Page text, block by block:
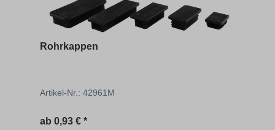
Rohrkappen
Artikel-Nr.: 42961M
ab 0,93 € *